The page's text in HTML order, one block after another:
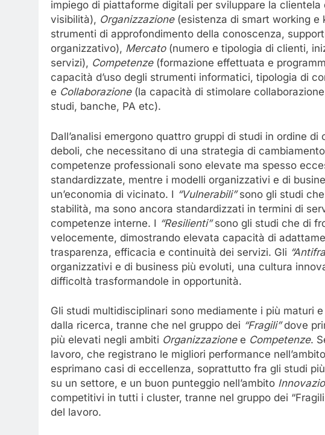
impiego di piattaforme digitali per sviluppare la clientela
visibilità), Organizzazione (esistenza di smart working e
strumenti di approfondimento della conoscenza,
organizzativo), Mercato(numero e tipologia di clienti,
servizi), Competenze (formazione effettuata e
capacità d’uso degli strumenti informatici, tipologia di
e Collaborazione(la capacità di stimolare
studi, banche, PA etc).
Dall’analisi emergono quattro gruppi di studi in ordine di
deboli, che necessitano di una strategia di
competenze professionali sono elevate ma spesso
standardizzate, mentre i modelli organizzativi e di
un’economia di vicinato. I “Vulnerabili”sono gli studi
stabilità, ma sono ancora standardizzati in termini di
competenze interne. I “Resilienti”sono gli studi che di
velocemente, dimostrando elevata capacità di
trasparenza, efficacia e continuità dei servizi. Gli
organizzativi e di business più evoluti, una cultura
difficoltà trasformandole in opportunità.
Gli studi multidisciplinari sono mediamente i più maturi
dalla ricerca, tranne che nel gruppo dei “Fragili”dove
più elevati negli ambiti Organizzazione e Competenze.
lavoro, che registrano le migliori performance nell’ambito
esprimano casi di eccellenza, soprattutto fra gli studi
su un settore, e un buon punteggio nell’ambito
competitivi in tutti i cluster, tranne nel gruppo dei
del lavoro.